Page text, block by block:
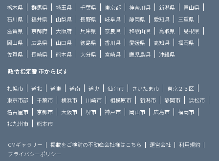
栃木県
群馬県 埼玉県 千葉県 東京都 神奈川県 新潟県
富山県
石川県
福井県 山梨県 長野県 岐阜県 静岡県 愛知県
三重県
滋賀県
京都府 大阪府 兵庫県 奈良県 和歌山県 鳥取県
島根県
岡山県
広島県 山口県 徳島県 香川県 愛媛県 高知県
福岡県
佐賀県
長崎県 熊本県 大分県 宮崎県 鹿児島県 沖縄県
政令指定都市から探す
札幌市 道北 道東 道南 道央 仙台市 さいたま市
東京２３区
東京市部
千葉市 横浜市 川崎市 相模原市 新潟市 静岡市
浜松市
名古屋市
京都市 大阪市 堺市 神戸市 岡山市 広島市
福岡市
北九州市
熊本市
CMギャラリー 掲載をご検討の不動産会社様はこちら 運営会社
利用規約
プライバシーポリシー